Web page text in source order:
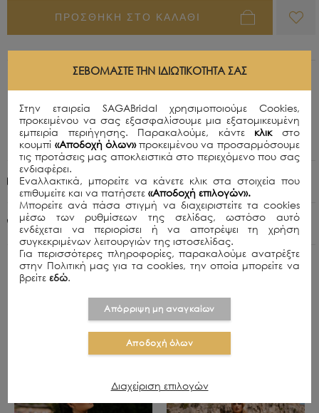
ΠΡΟΣΘΗΚΗ ΣΤΟ ΚΑΛΑΘΙ
Χειροποίητο μαύρο μίνι φόρεμα με μαύρη δαντέλα
διακοσμημένο με απαλό ροζ, μπλε, πράσινες και
λευκές χάντρες σε σχήμα δράκου και ανοιχτή
πλάτη.
Πολιτική Αποστολών
+30 210 8015979
ΣΧΕΤΙΚΑ ΠΡΟΪΟΝΤΑ
ΣΕΒΌΜΑΣΤΕ ΤΗΝ ΙΔΙΩΤΙΚΌΤΗΤΆ ΣΑΣ
Στην εταιρεία SAGABridal χρησιμοποιούμε Cookies,
προκειμένου να σας εξασφαλίσουμε μια εξατομικευμένη
εμπειρία περιήγησης. Παρακαλούμε, κάντε κλικ στο
κουμπί «Αποδοχή όλων»προκειμένου να προσαρμόσουμε
τις προτάσεις μας αποκλειστικά στο περιεχόμενο που σας
ενδιαφέρει.
Εναλλακτικά, μπορείτε να κάνετε κλικ στα στοιχεία που
επιθυμείτε και να πατήσετε«Αποδοχή επιλογών».
Μπορείτε ανά πάσα στιγμή να διαχειριστείτε τα cookies
μέσω των ρυθμίσεων της σελίδας, ωστόσο αυτό
ενδέχεται να περιορίσει ή να αποτρέψει τη χρήση
συγκεκριμένων λειτουργιών της ιστοσελίδας.
Για περισσότερες πληροφορίες, παρακαλούμε ανατρέξτε
στην Πολιτική μας για τα cookies, την οποία μπορείτε να
βρείτεεδώ.
Απόρριψη μη αναγκαίων
Αποδοχή όλων
Διαχείριση επιλογών